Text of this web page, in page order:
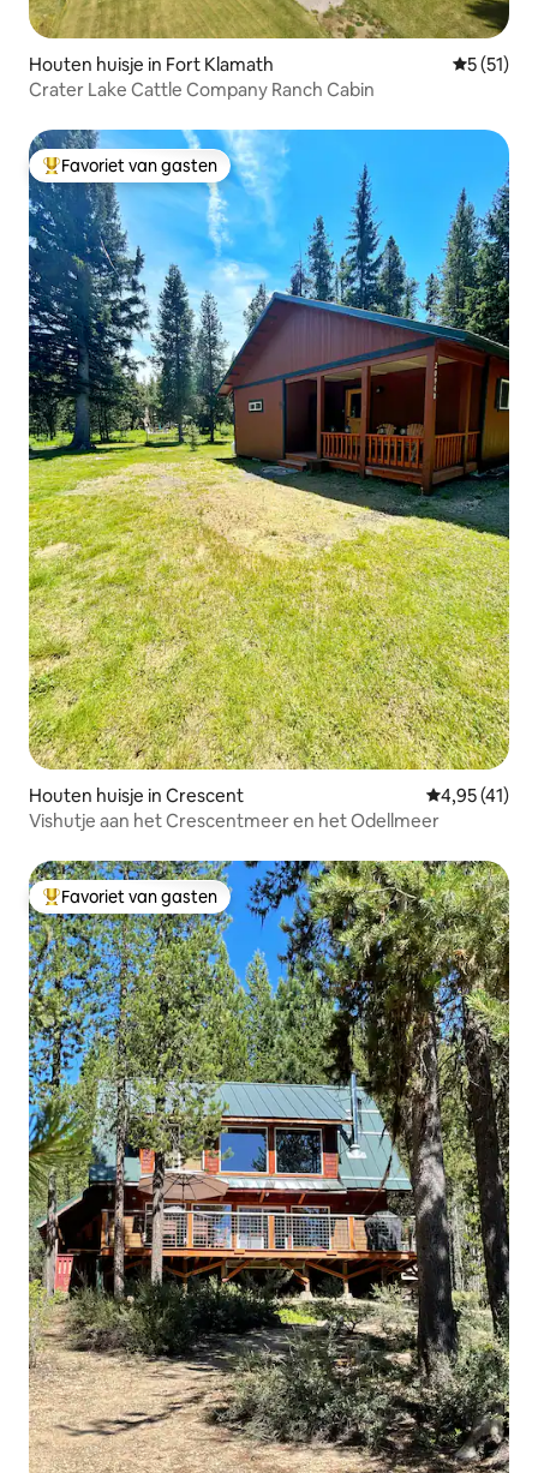
Houten huisje in Fort Klamath
5 (51)
Crater Lake Cattle Company Ranch Cabin
Topfavoriet van gasten
Favoriet van gasten
Houten huisje in Crescent Gemiddelde
4,95 (41)
Vishutje aan het Crescentmeer en het Odellmeer
Topfavoriet van gasten
Favoriet van gasten